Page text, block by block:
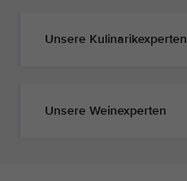
Unsere Kulinarikexperten
Unsere Weinexperten